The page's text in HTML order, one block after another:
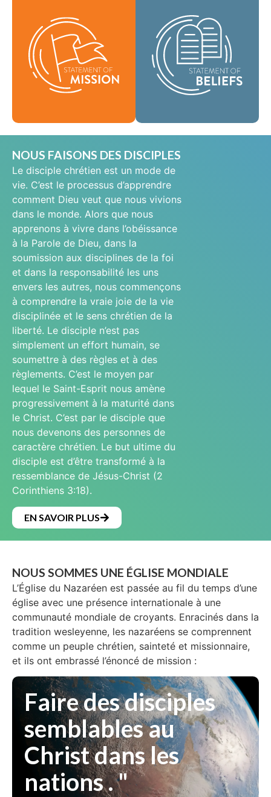
mission définit qui
nous sommes,
pourquoi nous
existons et notre
raison d'être.
porter la bonne
nouvelle de la vie en
Jésus-Christ aux gens
du monde entier et de
répandre le message
de sainteté
les pays.
NOUS FAISONS DES DISCIPLES
Le disciple chrétien est un mode de
vie. C’est le processus d’apprendre
comment Dieu veut que nous vivions
dans le monde. Alors que nous
apprenons à vivre dans l’obéissance
à la Parole de Dieu, dans la
soumission aux disciplines de la foi
et dans la responsabilité les uns
envers les autres, nous commençons
à comprendre la vraie joie de la vie
disciplinée et le sens chrétien de la
liberté. Le disciple n’est pas
simplement un effort humain, se
soumettre à des règles et à des
règlements. C’est le moyen par
lequel le Saint-Esprit nous amène
progressivement à la maturité dans
le Christ. C’est par le disciple que
nous devenons des personnes de
caractère chrétien. Le but ultime du
disciple est d’être transformé à la
ressemblance de Jésus-Christ (2
Corinthiens 3:18).
EN SAVOIR PLUS
NOUS SOMMES UNE ÉGLISE MONDIALE
L’Église du Nazaréen est passée au fil du temps d’une
église avec une présence internationale à une
communauté mondiale de croyants. Enracinés dans la
tradition wesleyenne, les nazaréens se comprennent
comme un peuple chrétien, sainteté et missionnaire,
et ils ont embrassé l’énoncé de mission :
Faire des disciples
semblables au
Christ dans les
nations . "